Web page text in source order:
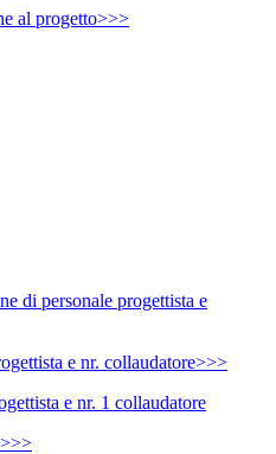
al progetto>>>
di personale progettista e
e nr. collaudatore>>>
e nr. 1 collaudatore